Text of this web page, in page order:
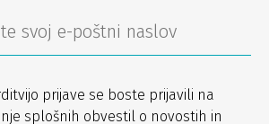
prijave se boste prijavili na
splošnih obvestil o novostih in